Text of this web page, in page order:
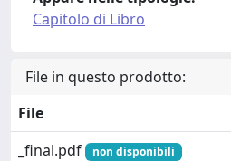
Capitolo di Libro
File in questo prodotto:
File
_final.pdf
non disponibili